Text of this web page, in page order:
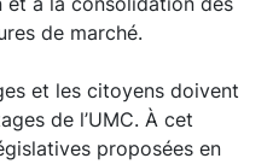
de marché.
et les citoyens doivent
de l’UMC. À cet
proposées en